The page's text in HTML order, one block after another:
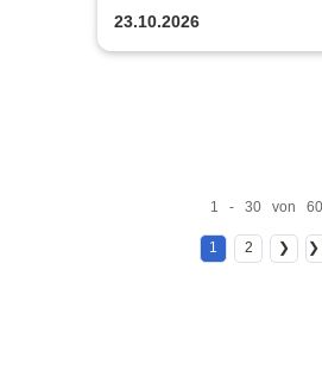
Schweinfurt
23.10.2026
1 - 30 von 60
1 2 ❯